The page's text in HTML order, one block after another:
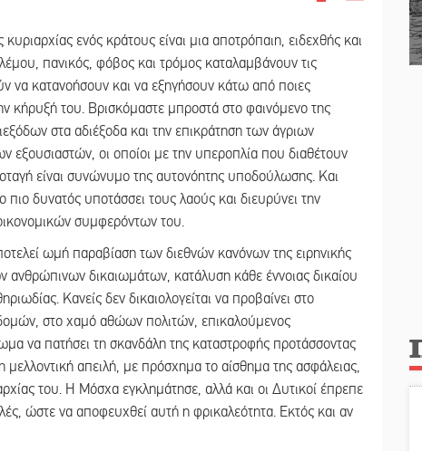
ενός κράτους είναι μια αποτρόπαιη, ειδεχθής και
πανικός, φόβος και τρόμος καταλαμβάνουν τις
να κατανοήσουν και να εξηγήσουν κάτω από ποιες
κήρυξή του. Βρισκόμαστε μπροστά στο φαινόμενο της
στα αδιέξοδα και την επικράτηση των άγριων
οι οποίοι με την υπεροπλία που διαθέτουν
είναι συνώνυμο της αυτονόητης υποδούλωσης. Και
πιο δυνατός υποτάσσει τους λαούς και διευρύνει την
συμφερόντων του.
ωμή παραβίαση των διεθνών κανόνων της ειρηνικής
δικαιωμάτων, κατάλυση κάθε έννοιας δικαίου
Κανείς δεν δικαιολογείται να προβαίνει στο
στο χαμό αθώων πολιτών, επικαλούμενος
να πατήσει τη σκανδάλη της καταστροφής προτάσσοντας
απειλή, με πρόσχημα το αίσθημα της ασφάλειας,
του. Η Μόσχα εγκλημάτησε, αλλά και οι Δυτικοί έπρεπε
ώστε να αποφευχθεί αυτή η φρικαλεότητα. Εκτός και αν